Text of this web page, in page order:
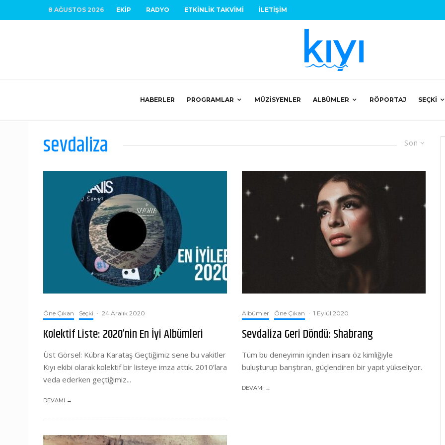
8 AĞUSTOS 2026 EKIP RADYO ETKINLIK TAKVIMI İLETIŞIM
HABERLER PROGRAMLAR MÜZISYENLER ALBÜMLER RÖPORTAJ SEÇKI
Son
sevdaliza
Öne Çıkan Seçki · 24 Aralık 2020
Kolektif Liste: 2020’nin En İyi Albümleri
Üst Görsel: Kübra Karataş Geçtiğimiz sene bu vakitler
Kıyı ekibi olarak kolektif bir listeye imza attık. 2010’lara
veda ederken geçtiğimiz...
DEVAMI →
Albümler Öne Çıkan · 1 Eylül 2020
Sevdaliza Geri Döndü: Shabrang
Tüm bu deneyimin içinden insanı öz kimliğiyle
buluşturup barıştıran, güçlendiren bir yapıt yükseliyor.
DEVAMI →